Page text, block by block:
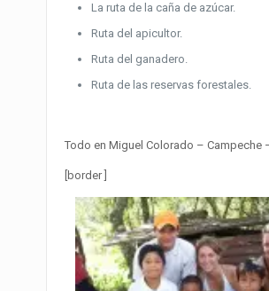
La ruta de la caña de azúcar.
Ruta del apicultor.
Ruta del ganadero.
Ruta de las reservas forestales.
Todo en Miguel Colorado – Campeche
[border ]